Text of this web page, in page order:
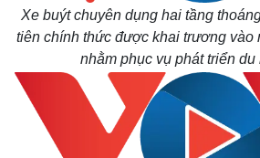
Xe buýt chuyên dụng hai tầng
tiên chính thức được khai trương vào
nhằm phục vụ phát triển du